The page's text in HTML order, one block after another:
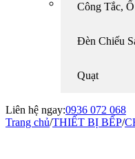
Công Tắc,
Đèn Chiếu
Quạt
Liên hệ ngay:0936 072 068
Trang chủ/THIẾT BỊ BẾP/